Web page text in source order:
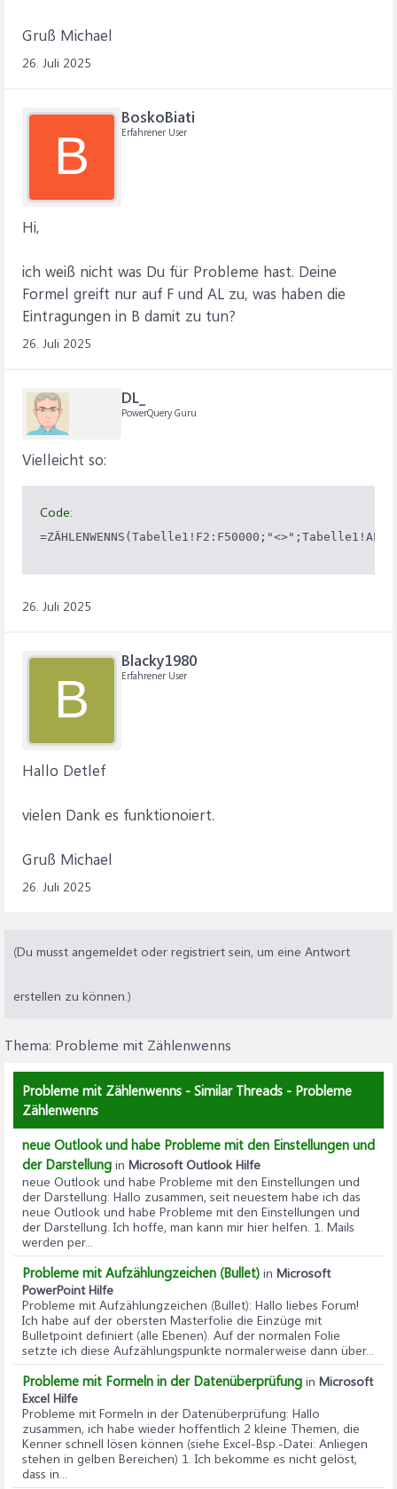
Gruß Michael
26. Juli 2025
B
BoskoBiati
Erfahrener User
Hi,
ich weiß nicht was Du für Probleme hast. Deine
Formel greift nur auf F und AL zu, was haben die
Eintragungen in B damit zu tun?
26. Juli 2025
DL_
PowerQuery Guru
Vielleicht so:
Code:
26. Juli 2025
B
Blacky1980
Erfahrener User
Hallo Detlef
vielen Dank es funktionoiert.
Gruß Michael
26. Juli 2025
(Du musst angemeldet oder registriert sein, um eine Antwort
erstellen zu können.)
Thema: Probleme mit Zählenwenns
Probleme mit Zählenwenns - Similar Threads - Probleme
Zählenwenns
neue Outlook und habe Probleme mit den Einstellungen und
der Darstellung in Microsoft Outlook Hilfe
neue Outlook und habe Probleme mit den Einstellungen und
der Darstellung: Hallo zusammen, seit neuestem habe ich das
neue Outlook und habe Probleme mit den Einstellungen und
der Darstellung. Ich hoffe, man kann mir hier helfen. 1. Mails
werden per...
Probleme mit Aufzählungzeichen (Bullet) in Microsoft
PowerPoint Hilfe
Probleme mit Aufzählungzeichen (Bullet): Hallo liebes Forum!
Ich habe auf der obersten Masterfolie die Einzüge mit
Bulletpoint definiert (alle Ebenen). Auf der normalen Folie
setzte ich diese Aufzählungspunkte normalerweise dann über...
Probleme mit Formeln in der Datenüberprüfung in Microsoft
Excel Hilfe
Probleme mit Formeln in der Datenüberprüfung: Hallo
zusammen, ich habe wieder hoffentlich 2 kleine Themen, die
Kenner schnell lösen können (siehe Excel-Bsp.-Datei: Anliegen
stehen in gelben Bereichen) 1. Ich bekomme es nicht gelöst,
dass in...